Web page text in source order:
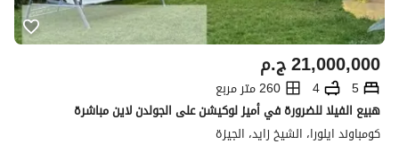
ج.م21,000,000
5
4
260 متر مربع
هبيع الفيلا للضرورة في أميز لوكيشن على الجولدن لاين مباشرة
كومباوند ايلورا، الشيخ زايد، الجيزة